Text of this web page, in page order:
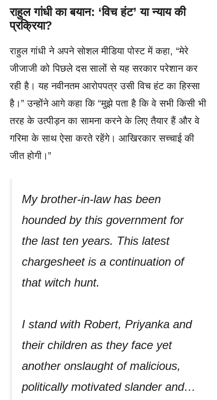
राहुल गांधी का बयान: ‘विच हंट’ या न्याय की
प्रक्रिया?
राहुल गांधी ने अपने सोशल मीडिया पोस्ट में कहा, “मेरे
जीजाजी को पिछले दस सालों से यह सरकार परेशान कर
रही है। यह नवीनतम आरोपपत्र उसी विच हंट का हिस्सा
है।” उन्होंने आगे कहा कि “मुझे पता है कि वे सभी किसी भी
तरह के उत्पीड़न का सामना करने के लिए तैयार हैं और वे
गरिमा के साथ ऐसा करते रहेंगे। आखिरकार सच्चाई की
जीत होगी।”
My brother-in-law has been
hounded by this government for
the last ten years. This latest
chargesheet is a continuation of
that witch hunt.
I stand with Robert, Priyanka and
their children as they face yet
another onslaught of malicious,
politically motivated slander and…